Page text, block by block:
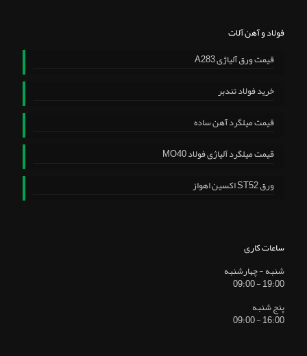
فولاد و آهن آلات
قیمت ورق آلیاژی A283
خرید فولاد تندبر
قیمت میلگرد آهن ساده
قیمت میلگرد آلیاژی فولاد MO40
ورق ST52 اکسین اهواز
ساعات کاری
شنبه - چهارشنبه
19:00 - 09:00
پنج شنبه
16:00 - 09:00